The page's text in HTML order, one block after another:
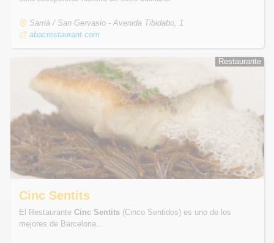
Sarriá / San Gervasio - Avenida Tibidabo, 1
abacrestaurant.com
Restaurante
Restaurante
Cinc Sentits
El Restaurante Cinc Sentits (Cinco Sentidos) es uno de los
mejores de Barcelona...